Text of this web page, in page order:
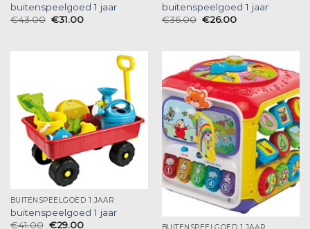
buitenspeelgoed 1 jaar
€43.00 €31.00
buitenspeelgoed 1 jaar
€36.00 €26.00
BUITENSPEELGOED 1 JAAR
buitenspeelgoed 1 jaar
€41.00 €29.00